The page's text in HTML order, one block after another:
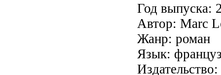
Год выпуска:
Автор: Marc
Жанр: роман
Язык: